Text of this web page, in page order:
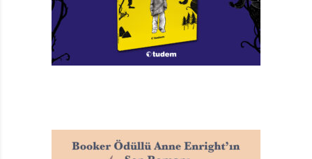
TAGS:BENIM ADIM SIKINTI, GAYE G. ÖZDAMAR
NESIN YAYINLARI
ŞEYDA ÜNAL